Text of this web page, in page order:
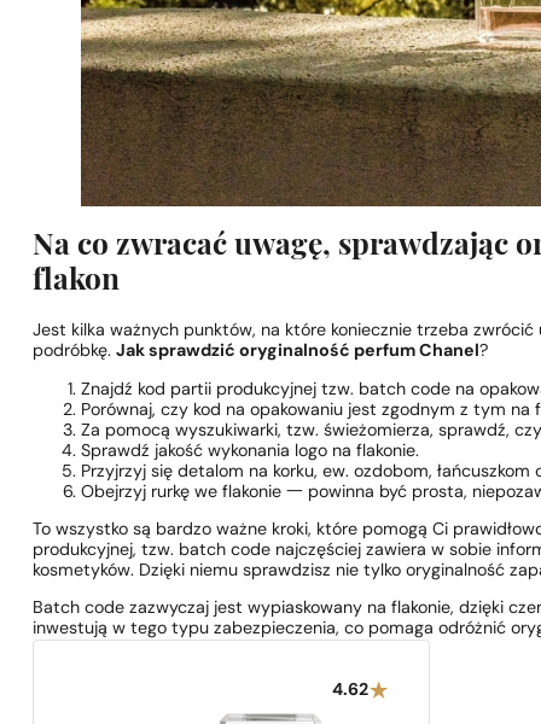
Na co zwracać uwagę, sprawdzając
flakon
Jest kilka ważnych punktów, na które koniecznie trzeba
podróbkę.Jak sprawdzić oryginalność perfum Chanel?
Znajdź kod partii produkcyjnej tzw. batch code na
Porównaj, czy kod na opakowaniu jest zgodnym z tym na
Za pomocą wyszukiwarki, tzw. świeżomierza, sprawdź,
Sprawdź jakość wykonania logo na flakonie.
Przyjrzyj się detalom na korku, ew. ozdobom, łańcuszkom
Obejrzyj rurkę we flakonie 一 powinna być prosta,
To wszystko są bardzo ważne kroki, które pomogą Ci
produkcyjnej, tzw. batch code najczęściej zawiera w sobie
kosmetyków. Dzięki niemu sprawdzisz nie tylko oryginalność
Batch code zazwyczaj jest wypiaskowany na flakonie, dzięki
inwestują w tego typu zabezpieczenia, co pomaga odróżnić
4.62